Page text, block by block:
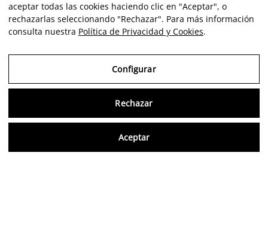
aceptar todas las cookies haciendo clic en "Aceptar", o
rechazarlas seleccionando "Rechazar". Para más información
consulta nuestra Política de Privacidad y Cookies.
Configurar
Rechazar
Aceptar